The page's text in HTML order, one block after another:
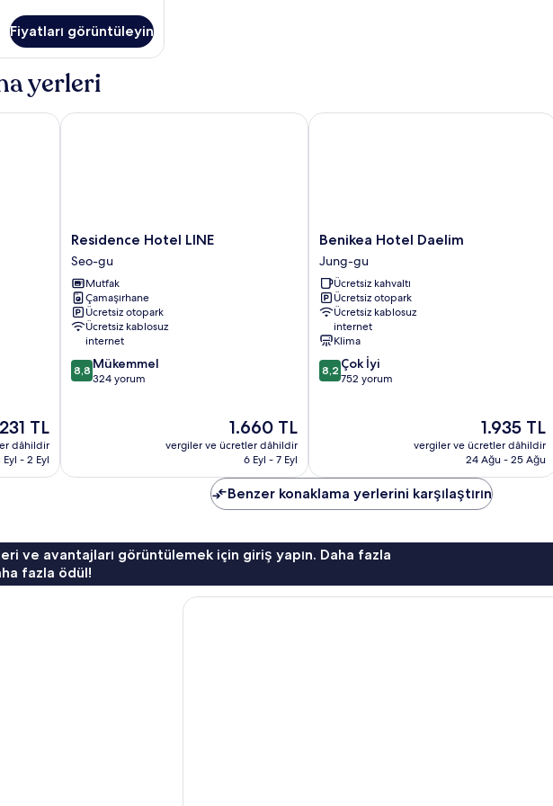
Fiyatları görüntüleyin
yerleri
TL
TL
dâhildir
Eyl - 2 Eyl
Residence
Hotel
LINE
Seo-
gu
Residence Hotel LINE
Seo-gu
Mutfak
Çamaşırhane
Ücretsiz otopark
Ücretsiz kablosuz
internet
10
üzerinden
8,8 Mükemmel
324 yorum
Güncel
fiyat:
1.660 TL
1.660 TL
vergiler ve ücretler dâhildir
6 Eyl - 7 Eyl
Residence Hotel LINE
Benikea
Hotel
Daelim
Jung-
gu
Benikea Hotel Daelim
Jung-gu
Ücretsiz kahvaltı
Ücretsiz otopark
Ücretsiz kablosuz
internet
Klima
10
üzerinden
8,2 Çok İyi
752 yorum
Güncel
fiyat:
1.935 TL
1.935 TL
vergiler ve ücretler dâhildir
24 Ağu - 25 Ağu
Benikea Hotel Daelim
Benzer konaklama yerlerini karşılaştırın
ve avantajları görüntülemek için giriş yapın. Daha fazla
fazla ödül!